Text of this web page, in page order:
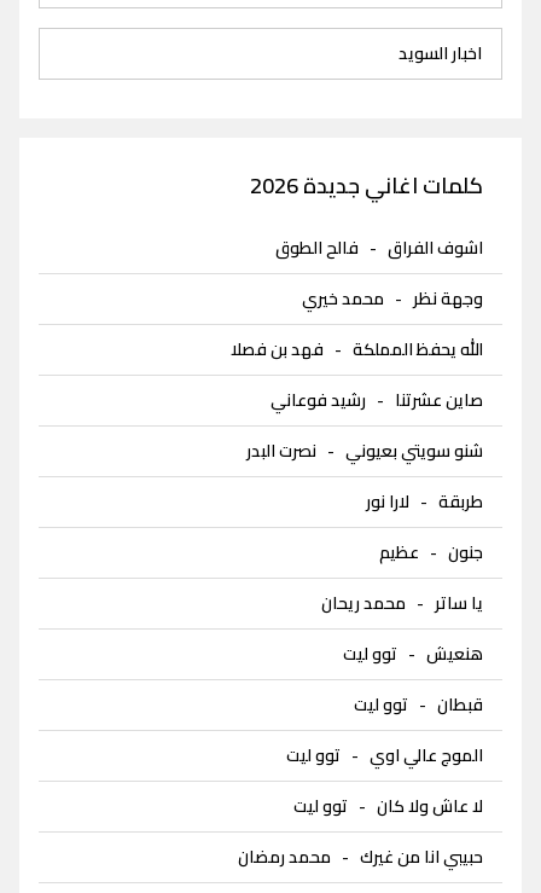
اخبار السويد
كلمات اغاني جديدة 2026
اشوف الفراق - فالح الطوق
وجهة نظر- محمد خيري
الله يحفظ المملكة - فهد بن فصلا
صاين عشرتنا - رشيد فوعاني
شنو سويتي بعيوني - نصرت البدر
طربقة - لارا نور
جنون - عظيم
يا ساتر- محمد ريحان
هنعيش - توو ليت
قبطان - توو ليت
الموج عالي اوي - توو ليت
لا عاش ولا كان - توو ليت
حبيبي انا من غيرك - محمد رمضان